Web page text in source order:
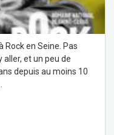
Rock en Seine. Pas
aller, et un peu de
depuis au moins 10